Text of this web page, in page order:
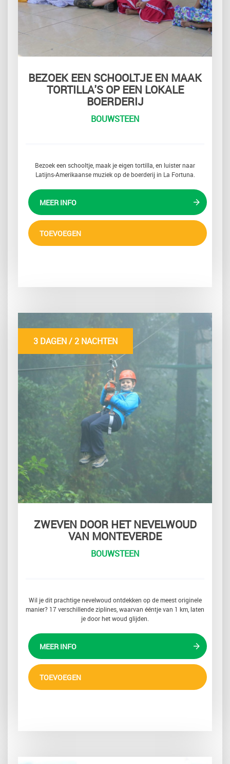
BEZOEK EEN SCHOOLTJE EN MAAK
TORTILLA'S OP EEN LOKALE
BOERDERIJ
BOUWSTEEN
Bezoek een schooltje, maak je eigen tortilla, en luister naar
Latijns-Amerikaanse muziek op de boerderij in La Fortuna.
MEER INFO
TOEVOEGEN
3 DAGEN / 2 NACHTEN
ZWEVEN DOOR HET NEVELWOUD
VAN MONTEVERDE
BOUWSTEEN
Wil je dit prachtige nevelwoud ontdekken op de meest originele
manier? 17 verschillende ziplines, waarvan ééntje van 1 km, laten
je door het woud glijden.
MEER INFO
TOEVOEGEN